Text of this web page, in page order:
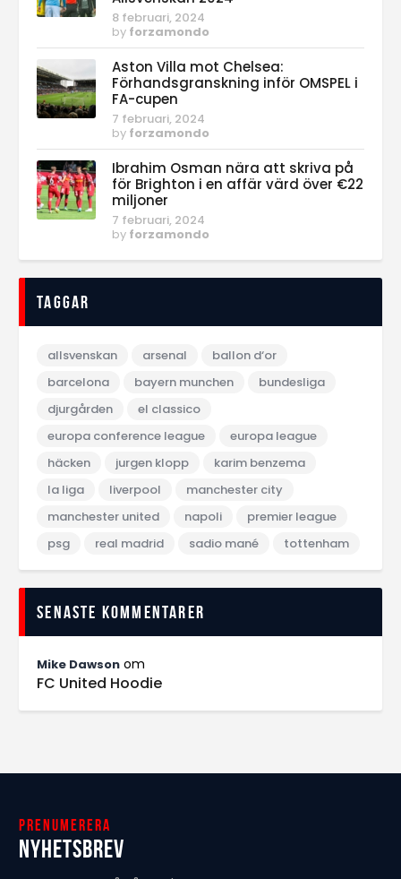
8 februari, 2024
by forzamondo
Aston Villa mot Chelsea:
Förhandsgranskning inför OMSPEL i
FA-cupen
7 februari, 2024
by forzamondo
Ibrahim Osman nära att skriva på
för Brighton i en affär värd över €22
miljoner
7 februari, 2024
by forzamondo
Taggar
allsvenskan arsenal
ballon d‘or
barcelona
bayern munchen
bundesliga
djurgården
el classico
europa conference league
europa league
häcken
jurgen klopp
karim benzema
la liga
liverpool
manchester city
manchester united
napoli
premier league
psg
real madrid sadio mané tottenham
Senaste kommentarer
Mike Dawson om
FC United Hoodie
Prenumerera
Nyhetsbrev